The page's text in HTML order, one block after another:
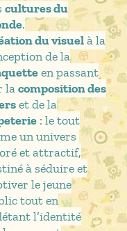
cultures du
.
du visuelà la
de la
en passant
lacomposition des
et de la
: le tout
un univers
et attractif,
à séduire et
le jeune
tout en
l’identité